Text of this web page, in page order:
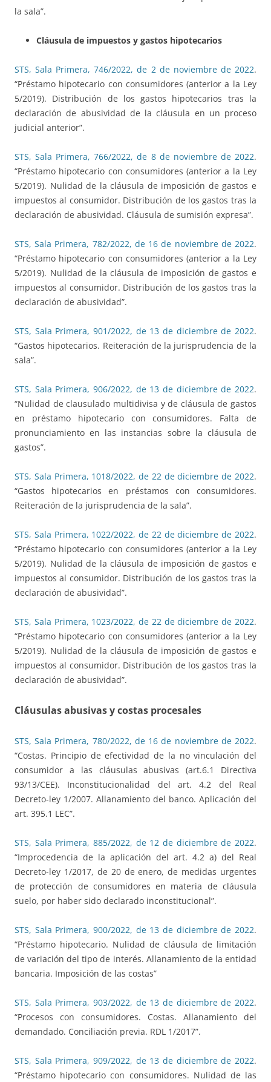
la sala”.
Cláusula de impuestos y gastos hipotecarios
STS, Sala Primera, 746/2022, de 2 de noviembre de 2022.
“Préstamo hipotecario con consumidores (anterior a la Ley
5/2019). Distribución de los gastos hipotecarios tras la
declaración de abusividad de la cláusula en un proceso
judicial anterior”.
STS, Sala Primera, 766/2022, de 8 de noviembre de 2022.
“Préstamo hipotecario con consumidores (anterior a la Ley
5/2019). Nulidad de la cláusula de imposición de gastos e
impuestos al consumidor. Distribución de los gastos tras la
declaración de abusividad. Cláusula de sumisión expresa”.
STS, Sala Primera, 782/2022, de 16 de noviembre de 2022.
“Préstamo hipotecario con consumidores (anterior a la Ley
5/2019). Nulidad de la cláusula de imposición de gastos e
impuestos al consumidor. Distribución de los gastos tras la
declaración de abusividad”.
STS, Sala Primera, 901/2022, de 13 de diciembre de 2022.
“Gastos hipotecarios. Reiteración de la jurisprudencia de la
sala”.
STS, Sala Primera, 906/2022, de 13 de diciembre de 2022.
“Nulidad de clausulado multidivisa y de cláusula de gastos
en préstamo hipotecario con consumidores. Falta de
pronunciamiento en las instancias sobre la cláusula de
gastos”.
STS, Sala Primera, 1018/2022, de 22 de diciembre de 2022.
“Gastos hipotecarios en préstamos con consumidores.
Reiteración de la jurisprudencia de la sala”.
STS, Sala Primera, 1022/2022, de 22 de diciembre de 2022.
“Préstamo hipotecario con consumidores (anterior a la Ley
5/2019). Nulidad de la cláusula de imposición de gastos e
impuestos al consumidor. Distribución de los gastos tras la
declaración de abusividad”.
STS, Sala Primera, 1023/2022, de 22 de diciembre de 2022.
“Préstamo hipotecario con consumidores (anterior a la Ley
5/2019). Nulidad de la cláusula de imposición de gastos e
impuestos al consumidor. Distribución de los gastos tras la
declaración de abusividad”.
Cláusulas abusivas y costas procesales
STS, Sala Primera, 780/2022, de 16 de noviembre de 2022.
“Costas. Principio de efectividad de la no vinculación del
consumidor a las cláusulas abusivas (art.6.1 Directiva
93/13/CEE). Inconstitucionalidad del art. 4.2 del Real
Decreto-ley 1/2007. Allanamiento del banco. Aplicación del
art. 395.1 LEC”.
STS, Sala Primera, 885/2022, de 12 de diciembre de 2022.
“Improcedencia de la aplicación del art. 4.2 a) del Real
Decreto-ley 1/2017, de 20 de enero, de medidas urgentes
de protección de consumidores en materia de cláusula
suelo, por haber sido declarado inconstitucional”.
STS, Sala Primera, 900/2022, de 13 de diciembre de 2022.
“Préstamo hipotecario. Nulidad de cláusula de limitación
de variación del tipo de interés. Allanamiento de la entidad
bancaria. Imposición de las costas”
STS, Sala Primera, 903/2022, de 13 de diciembre de 2022.
“Procesos con consumidores. Costas. Allanamiento del
demandado. Conciliación previa. RDL 1/2017”.
STS, Sala Primera, 909/2022, de 13 de diciembre de 2022.
“Préstamo hipotecario con consumidores. Nulidad de las